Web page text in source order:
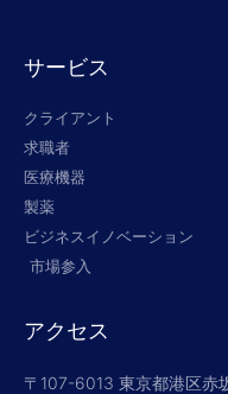
m
サービス
クライアント
求職者
医療機器
製薬
ビジネスイノベーション
市場参入
アクセス
〒107-6013 東京都港区赤